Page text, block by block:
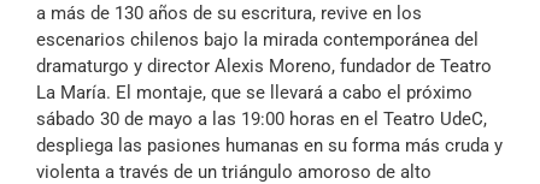
a más de 130 años de su escritura, revive en los
escenarios chilenos bajo la mirada contemporánea del
dramaturgo y director Alexis Moreno, fundador de Teatro
La María. El montaje, que se llevará a cabo el próximo
sábado 30 de mayo a las 19:00 horas en el Teatro UdeC,
despliega las pasiones humanas en su forma más cruda y
violenta a través de un triángulo amoroso de alto